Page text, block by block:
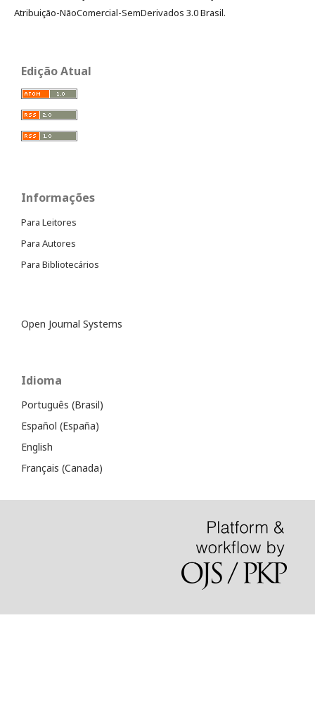
Atribuição-NãoComercial-SemDerivados 3.0 Brasil.
Edição Atual
Informações
Para Leitores
Para Autores
Para Bibliotecários
Open Journal Systems
Idioma
Português (Brasil)
Español (España)
English
Français (Canada)